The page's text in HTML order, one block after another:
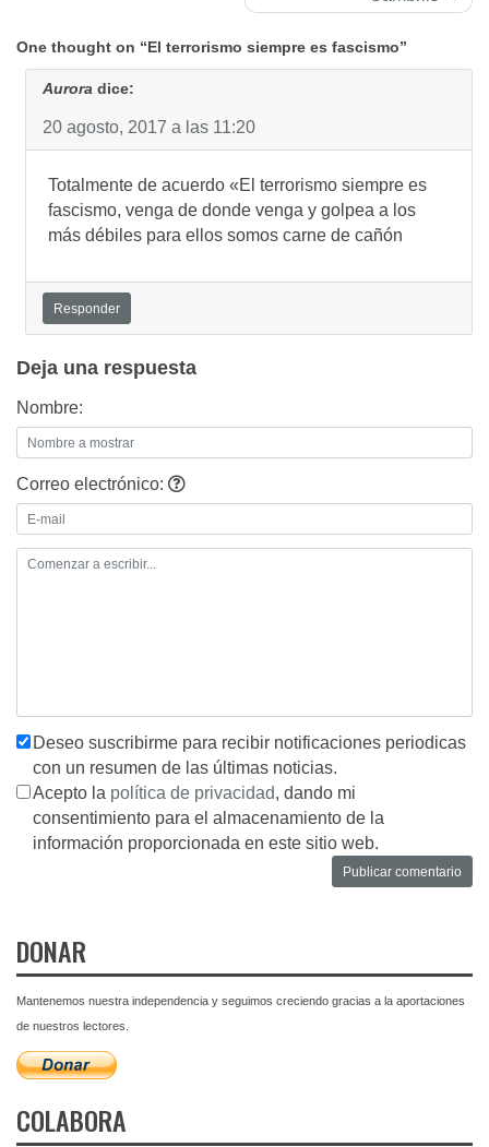
One thought on “El terrorismo siempre es fascismo”
Aurora dice:
20 agosto, 2017 a las 11:20
Totalmente de acuerdo «El terrorismo siempre es
fascismo, venga de donde venga y golpea a los
más débiles para ellos somos carne de cañón
Responder
Deja una respuesta
Nombre:
Correo electrónico:
Deseo suscribirme para recibir notificaciones periodicas
con un resumen de las últimas noticias.
Acepto la política de privacidad, dando mi
consentimiento para el almacenamiento de la
información proporcionada en este sitio web.
DONAR
Mantenemos nuestra independencia y seguimos creciendo gracias a la aportaciones
de nuestros lectores.
COLABORA